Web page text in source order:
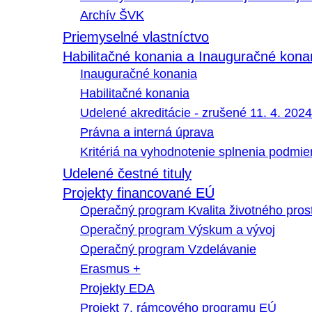
Archív ŠVK
Priemyselné vlastníctvo
Habilitačné konania a Inauguračné
Inauguračné konania
Habilitačné konania
Udelené akreditácie - zrušené 11. 4. 2024
Právna a interná úprava
Kritériá na vyhodnotenie splnenia
Udelené čestné tituly
Projekty financované EÚ
Operačný program Kvalita životného
Operačný program Výskum a vývoj
Operačný program Vzdelávanie
Erasmus +
Projekty EDA
Projekt 7. rámcového programu EÚ